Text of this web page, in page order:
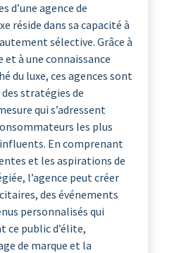
d’une agence de
réside dans sa capacité à
sélective. Grâce à
à une connaissance
du luxe, ces agences sont
stratégies de
qui s’adressent
les plus
En comprenant
et les aspirations de
l’agence peut créer
des événements
personnalisés qui
public d’élite,
de marque et la